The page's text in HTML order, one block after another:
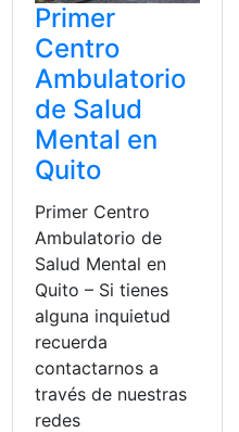
Primer
Centro
Ambulatorio
de Salud
Mental en
Quito
Primer Centro
Ambulatorio de
Salud Mental en
Quito – Si tienes
alguna inquietud
recuerda
contactarnos a
través de nuestras
redes